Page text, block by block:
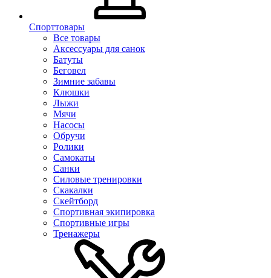
Спорттовары
Все товары
Аксессуары для санок
Батуты
Беговел
Зимние забавы
Клюшки
Лыжи
Мячи
Насосы
Обручи
Ролики
Самокаты
Санки
Силовые тренировки
Скакалки
Скейтборд
Спортивная экипировка
Спортивные игры
Тренажеры